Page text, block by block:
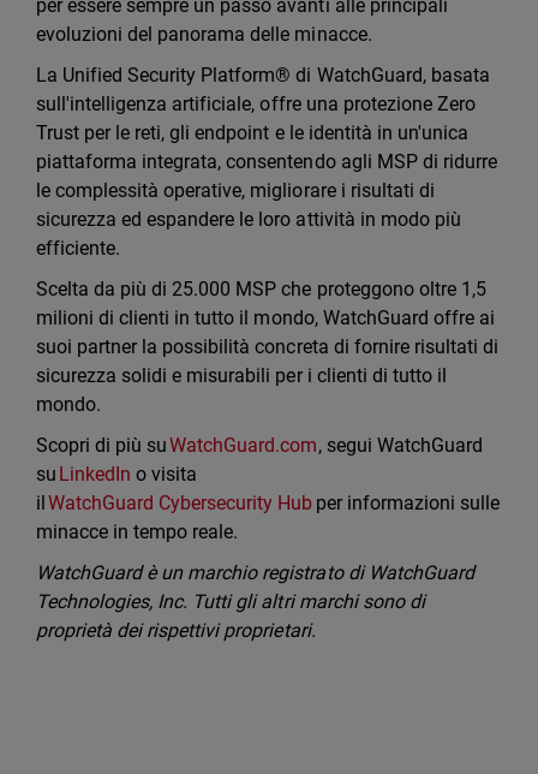
per essere sempre un passo avanti alle principali
evoluzioni del panorama delle minacce.
La Unified Security Platform® di WatchGuard, basata
sull'intelligenza artificiale, offre una protezione Zero
Trust per le reti, gli endpoint e le identità in un'unica
piattaforma integrata, consentendo agli MSP di ridurre
le complessità operative, migliorare i risultati di
sicurezza ed espandere le loro attività in modo più
efficiente.
Scelta da più di 25.000 MSP che proteggono oltre 1,5
milioni di clienti in tutto il mondo, WatchGuard offre ai
suoi partner la possibilità concreta di fornire risultati di
sicurezza solidi e misurabili per i clienti di tutto il
mondo.
Scopri di più suWatchGuard.com, segui WatchGuard
su LinkedIn o visita
ilWatchGuard Cybersecurity Hub per informazioni sulle
minacce in tempo reale.
WatchGuard è un marchio registrato di WatchGuard
Technologies, Inc. Tutti gli altri marchi sono di
proprietà dei rispettivi proprietari.